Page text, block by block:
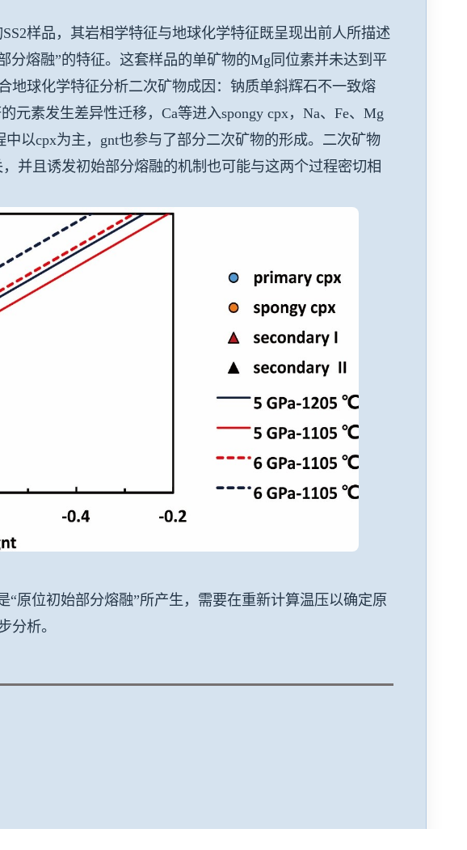
样品，其岩相学特征与地球化学特征既呈现出前人所描述
分熔融”的特征。这套样品的单矿物的Mg同位素并未达到平
地球化学特征分析二次矿物成因：钠质单斜辉石不一致熔
元素发生差异性迁移，Ca等进入spongy cpx，Na、Fe、Mg
以cpx为主，gnt也参与了部分二次矿物的形成。二次矿物
并且诱发初始部分熔融的机制也可能与这两个过程密切相
原位初始部分熔融”所产生，需要在重新计算温压以确定原
分析。